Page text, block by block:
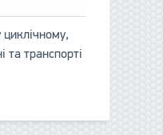
транспорті